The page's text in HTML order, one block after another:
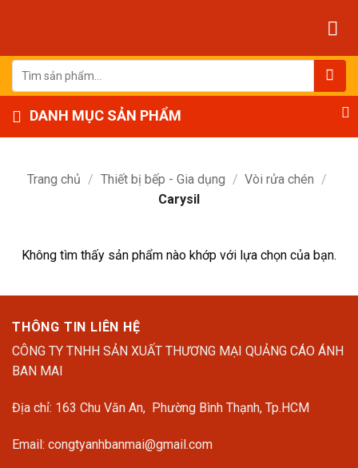
dung
Tìm
kiếm:
DANH MỤC SẢN PHẨM
Trang chủ / Thiết bị bếp - Gia dụng / Vòi rửa chén /
Carysil
Không tìm thấy sản phẩm nào khớp với lựa chọn của bạn.
THÔNG TIN LIÊN HỆ
CÔNG TY TNHH SẢN XUẤT THƯƠNG MẠI QUẢNG CÁO ÁNH
BAN MAI
Địa chỉ: 163 Chu Văn An, Phường Bình Thạnh, Tp.HCM
Email: congtyanhbanmai@gmail.com